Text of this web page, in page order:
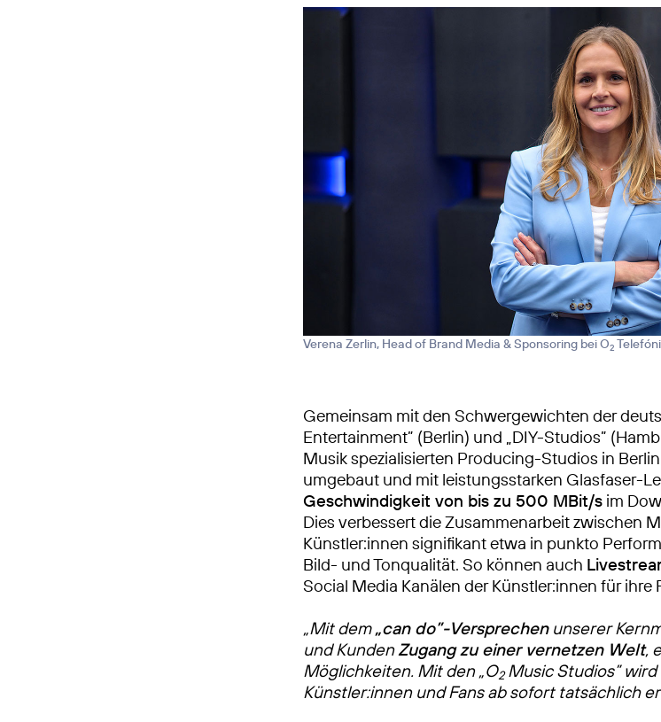
Verena Zerlin, Head of Brand Media & Sponsoring bei O2
Gemeinsam mit den Schwergewichten der
Entertainment” (Berlin) und „DIY-Studios”
Musik spezialisierten Producing-Studios in
umgebaut und mit leistungsstarken Glasfaser-
Geschwindigkeit von bis zu 500 MBit/s im
Dies verbessert die Zusammenarbeit zwischen
Künstler:innen signifikant etwa in punkto
Bild- und Tonqualität. So können auch
Social Media Kanälen der Künstler:innen für ihre
„Mit dem„can do”-Versprechenunserer
und KundenZugang zu einer vernetzen Welt,
Möglichkeiten. Mit den „O2Music Studios” wird
Künstler:innen und Fans ab sofort tatsächlich